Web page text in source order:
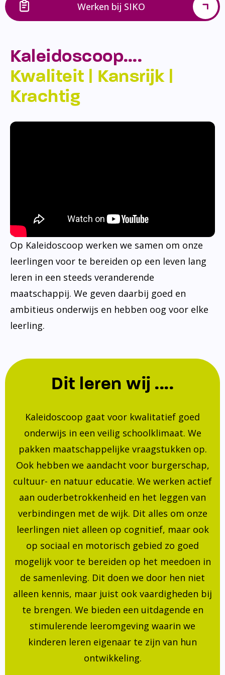
Werken bij SIKO
Kaleidoscoop….
Kwaliteit | Kansrijk |
Krachtig
Op Kaleidoscoop werken we samen om onze
leerlingen voor te bereiden op een leven lang
leren in een steeds veranderende
maatschappij. We geven daarbij goed en
ambitieus onderwijs en hebben oog voor elke
leerling.
Dit leren wij ....
Kaleidoscoop gaat voor kwalitatief goed
onderwijs in een veilig schoolklimaat. We
pakken maatschappelijke vraagstukken op.
Ook hebben we aandacht voor burgerschap,
cultuur- en natuur educatie. We werken actief
aan ouderbetrokkenheid en het leggen van
verbindingen met de wijk. Dit alles om onze
leerlingen niet alleen op cognitief, maar ook
op sociaal en motorisch gebied zo goed
mogelijk voor te bereiden op het meedoen in
de samenleving. Dit doen we door hen niet
alleen kennis, maar juist ook vaardigheden bij
te brengen. We bieden een uitdagende en
stimulerende leeromgeving waarin we
kinderen leren eigenaar te zijn van hun
ontwikkeling.